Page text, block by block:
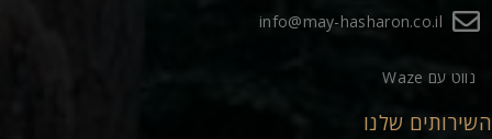
info@may-hasharon.co.il
נווט עם Waze
השירותים שלנו